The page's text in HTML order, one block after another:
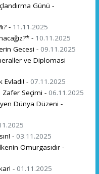
Günü -
- 11.11.2025
- 10.11.2025
Gecesi - 09.11.2025
ve Diplomasi
Evladı! - 07.11.2025
Zafer Seçimi - 06.11.2025
Dünya Düzeni -
- 03.11.2025
Omurgasıdır -
- 01.11.2025